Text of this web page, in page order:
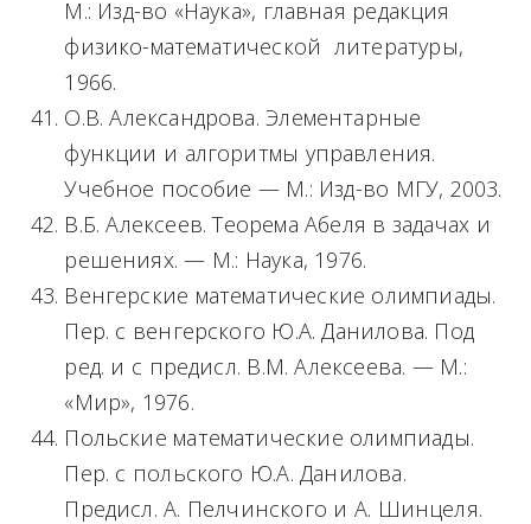
М.: Изд-во «Наука», главная редакция
физико-математической литературы,
1966.
О.В. Александрова. Элементарные
функции и алгоритмы управления.
Учебное пособие — М.: Изд-во МГУ, 2003.
В.Б. Алексеев. Теорема Абеля в задачах и
решениях. — М.: Наука, 1976.
Венгерские математические олимпиады.
Пер. с венгерского Ю.А. Данилова. Под
ред. и с предисл. В.М. Алексеева. — М.:
«Мир», 1976.
Польские математические олимпиады.
Пер. с польского Ю.А. Данилова.
Предисл. А. Пелчинского и А. Шинцеля.